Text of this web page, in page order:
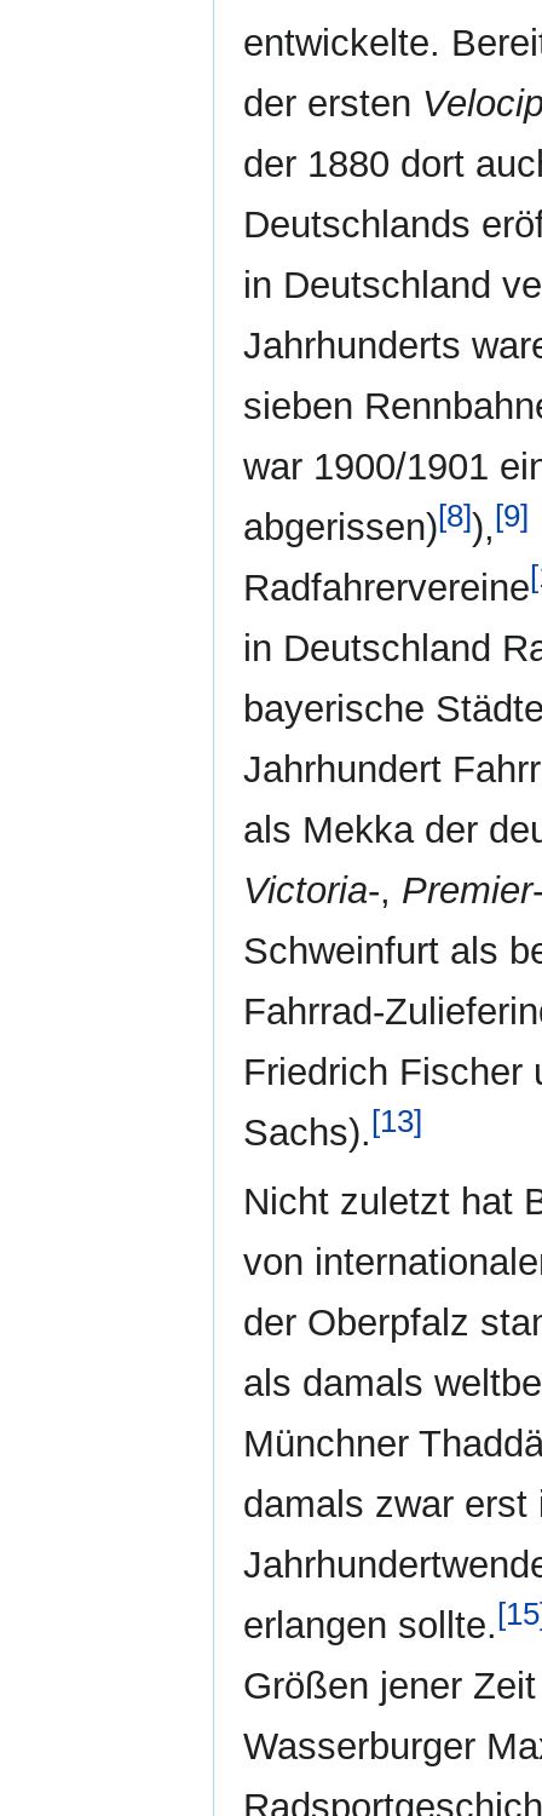
entwickelte.
der ersten
der 1880 dort
Deutschlands
in Deutschland
Jahrhunderts
sieben
war 1900/1901
abgerissen)[8]),[9]
Radfahrervereine
in Deutschland
bayerische
Jahrhundert
als Mekka der
Victoria-, Premier
Schweinfurt als
Fahrrad-
Friedrich Fischer
Sachs).[13]
Nicht zuletzt hat
von
der Oberpfalz
als damals
Münchner
damals zwar erst
erlangen sollte.
Größen jener
Wasserburger